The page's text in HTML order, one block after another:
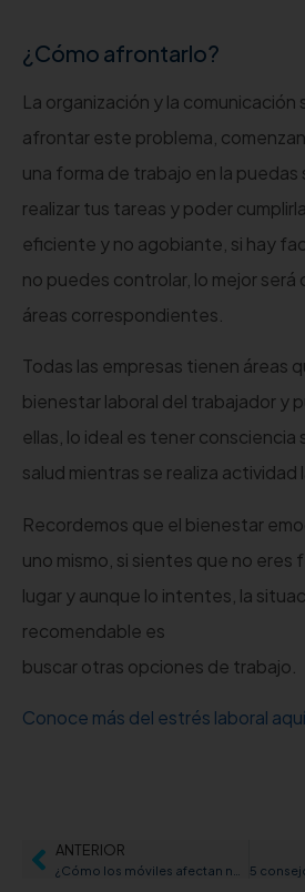
¿Cómo afrontarlo?
La organización y la comunicación
afrontar este problema,
una forma de trabajo en la
realizar tus tareas y poder
eficiente y no agobiante, si hay
no puedes controlar, lo mejor será
áreas correspondientes.
Todas las empresas tienen áreas
bienestar laboral del trabajador y
ellas, lo ideal es tener
salud mientras se realiza actividad
Recordemos que el bienestar
uno mismo, si sientes que no eres
lugar y aunque lo intentes, la
recomendable es
buscar otras opciones de trabajo.
Conoce más del estrés laboral
ANTERIOR